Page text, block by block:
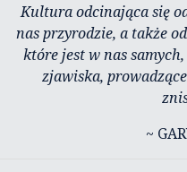
Kultura odcinająca się
nas przyrodzie, a także
które jest w nas
zjawiska,
~